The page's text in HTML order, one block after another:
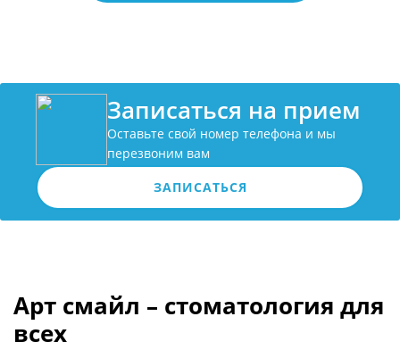
Записаться на прием
Оставьте свой номер телефона и мы
перезвоним вам
ЗАПИСАТЬСЯ
Арт смайл – стоматология для
всех